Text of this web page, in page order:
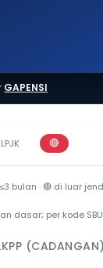
GAPENSI
🔴
Perkiraan
bulan ·🔴 di luar
dasar; per kode